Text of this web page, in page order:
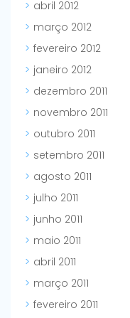
abril 2012
março 2012
fevereiro 2012
janeiro 2012
dezembro 2011
novembro 2011
outubro 2011
setembro 2011
agosto 2011
julho 2011
junho 2011
maio 2011
abril 2011
março 2011
fevereiro 2011